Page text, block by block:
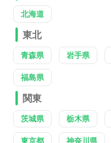
北海道
東北
青森県 岩手県
福島県
関東
茨城県 栃木県
東京都 神奈川県